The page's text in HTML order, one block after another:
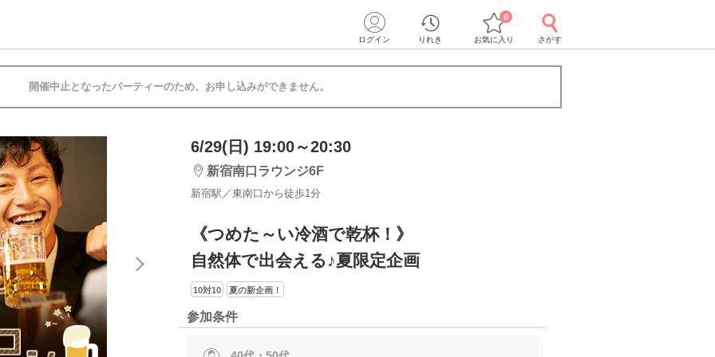
ログイン りれき お気に入り
0
さがす
開催中止となったパーティーのため、お申し込みができません。
6/29(日) 19:00～20:30
新宿南口ラウンジ6F
新宿駅／東南口から徒歩1分
《つめた～い冷酒で乾杯！》
自然体で出会える♪夏限定企画
10対10 夏の新企画！
参加条件